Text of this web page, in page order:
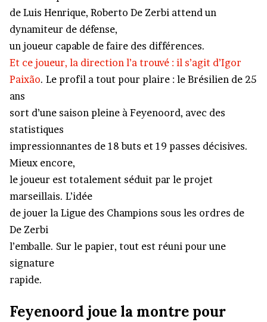
de Luis Henrique, Roberto De Zerbi attend un
dynamiteur de défense,
un joueur capable de faire des différences.
Et ce joueur, la direction l’a trouvé : il s’agit d’Igor
Paixão. Le profil a tout pour plaire : le Brésilien de 25
ans
sort d’une saison pleine à Feyenoord, avec des
statistiques
impressionnantes de 18 buts et 19 passes décisives.
Mieux encore,
le joueur est totalement séduit par le projet
marseillais. L’idée
de jouer la Ligue des Champions sous les ordres de
De Zerbi
l’emballe. Sur le papier, tout est réuni pour une
signature
rapide.
Feyenoord joue la montre pour